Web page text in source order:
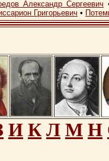
Александр Сергеевич
Григорьевич •
И К Л М Н